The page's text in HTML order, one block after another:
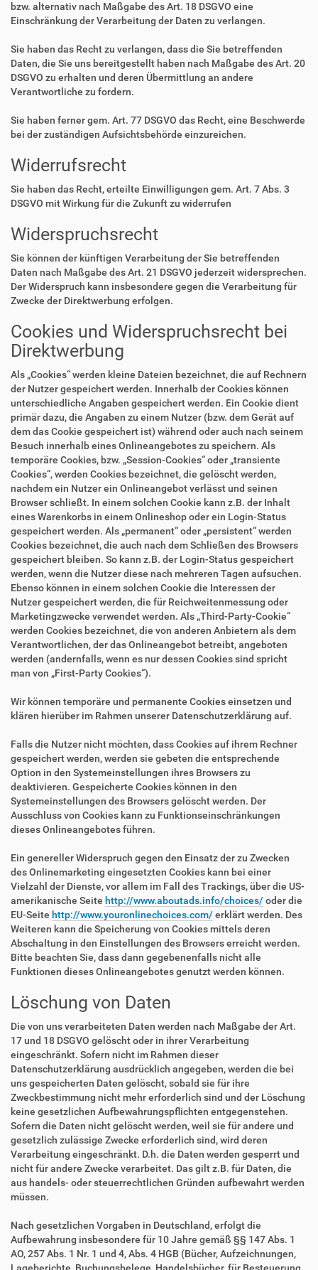
bzw. alternativ nach Maßgabe des Art. 18 DSGVO eine
Einschränkung der Verarbeitung der Daten zu verlangen.
Sie haben das Recht zu verlangen, dass die Sie betreffenden
Daten, die Sie uns bereitgestellt haben nach Maßgabe des Art. 20
DSGVO zu erhalten und deren Übermittlung an andere
Verantwortliche zu fordern.
Sie haben ferner gem. Art. 77 DSGVO das Recht, eine Beschwerde
bei der zuständigen Aufsichtsbehörde einzureichen.
Widerrufsrecht
Sie haben das Recht, erteilte Einwilligungen gem. Art. 7 Abs. 3
DSGVO mit Wirkung für die Zukunft zu widerrufen
Widerspruchsrecht
Sie können der künftigen Verarbeitung der Sie betreffenden
Daten nach Maßgabe des Art. 21 DSGVO jederzeit widersprechen.
Der Widerspruch kann insbesondere gegen die Verarbeitung für
Zwecke der Direktwerbung erfolgen.
Cookies und Widerspruchsrecht bei
Direktwerbung
Als „Cookies“ werden kleine Dateien bezeichnet, die auf Rechnern
der Nutzer gespeichert werden. Innerhalb der Cookies können
unterschiedliche Angaben gespeichert werden. Ein Cookie dient
primär dazu, die Angaben zu einem Nutzer (bzw. dem Gerät auf
dem das Cookie gespeichert ist) während oder auch nach seinem
Besuch innerhalb eines Onlineangebotes zu speichern. Als
temporäre Cookies, bzw. „Session-Cookies“ oder „transiente
Cookies“, werden Cookies bezeichnet, die gelöscht werden,
nachdem ein Nutzer ein Onlineangebot verlässt und seinen
Browser schließt. In einem solchen Cookie kann z.B. der Inhalt
eines Warenkorbs in einem Onlineshop oder ein Login-Status
gespeichert werden. Als „permanent“ oder „persistent“ werden
Cookies bezeichnet, die auch nach dem Schließen des Browsers
gespeichert bleiben. So kann z.B. der Login-Status gespeichert
werden, wenn die Nutzer diese nach mehreren Tagen aufsuchen.
Ebenso können in einem solchen Cookie die Interessen der
Nutzer gespeichert werden, die für Reichweitenmessung oder
Marketingzwecke verwendet werden. Als „Third-Party-Cookie“
werden Cookies bezeichnet, die von anderen Anbietern als dem
Verantwortlichen, der das Onlineangebot betreibt, angeboten
werden (andernfalls, wenn es nur dessen Cookies sind spricht
man von „First-Party Cookies“).
Wir können temporäre und permanente Cookies einsetzen und
klären hierüber im Rahmen unserer Datenschutzerklärung auf.
Falls die Nutzer nicht möchten, dass Cookies auf ihrem Rechner
gespeichert werden, werden sie gebeten die entsprechende
Option in den Systemeinstellungen ihres Browsers zu
deaktivieren. Gespeicherte Cookies können in den
Systemeinstellungen des Browsers gelöscht werden. Der
Ausschluss von Cookies kann zu Funktionseinschränkungen
dieses Onlineangebotes führen.
Ein genereller Widerspruch gegen den Einsatz der zu Zwecken
des Onlinemarketing eingesetzten Cookies kann bei einer
Vielzahl der Dienste, vor allem im Fall des Trackings, über die US-
amerikanische Seite http://www.aboutads.info/choices/ oder die
EU-Seite http://www.youronlinechoices.com/ erklärt werden. Des
Weiteren kann die Speicherung von Cookies mittels deren
Abschaltung in den Einstellungen des Browsers erreicht werden.
Bitte beachten Sie, dass dann gegebenenfalls nicht alle
Funktionen dieses Onlineangebotes genutzt werden können.
Löschung von Daten
Die von uns verarbeiteten Daten werden nach Maßgabe der Art.
17 und 18 DSGVO gelöscht oder in ihrer Verarbeitung
eingeschränkt. Sofern nicht im Rahmen dieser
Datenschutzerklärung ausdrücklich angegeben, werden die bei
uns gespeicherten Daten gelöscht, sobald sie für ihre
Zweckbestimmung nicht mehr erforderlich sind und der Löschung
keine gesetzlichen Aufbewahrungspflichten entgegenstehen.
Sofern die Daten nicht gelöscht werden, weil sie für andere und
gesetzlich zulässige Zwecke erforderlich sind, wird deren
Verarbeitung eingeschränkt. D.h. die Daten werden gesperrt und
nicht für andere Zwecke verarbeitet. Das gilt z.B. für Daten, die
aus handels- oder steuerrechtlichen Gründen aufbewahrt werden
müssen.
Nach gesetzlichen Vorgaben in Deutschland, erfolgt die
Aufbewahrung insbesondere für 10 Jahre gemäß §§ 147 Abs. 1
AO, 257 Abs. 1 Nr. 1 und 4, Abs. 4 HGB (Bücher, Aufzeichnungen,